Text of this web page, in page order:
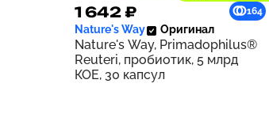
1 642 ₽ 164
Nature's Way Оригинал
Nature's Way, Primadophilus®
Reuteri, пробиотик, 5 млрд
КОЕ, 30 капсул